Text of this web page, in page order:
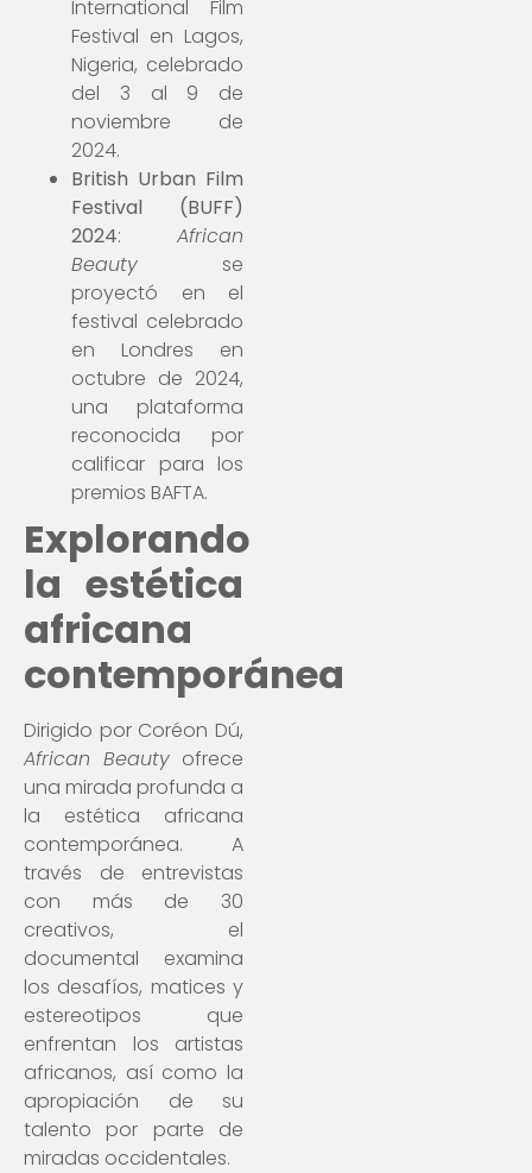
International Film
Festival en Lagos,
Nigeria, celebrado
del 3 al 9 de
noviembre de
2024.
British Urban Film
Festival (BUFF)
2024: African
Beauty se
proyectó en el
festival celebrado
en Londres en
octubre de 2024,
una plataforma
reconocida por
calificar para los
premios BAFTA.
Explorando
la estética
africana
contemporánea
Dirigido por Coréon Dú,
African Beauty ofrece
una mirada profunda a
la estética africana
contemporánea. A
través de entrevistas
con más de 30
creativos, el
documental examina
los desafíos, matices y
estereotipos que
enfrentan los artistas
africanos, así como la
apropiación de su
talento por parte de
miradas occidentales.